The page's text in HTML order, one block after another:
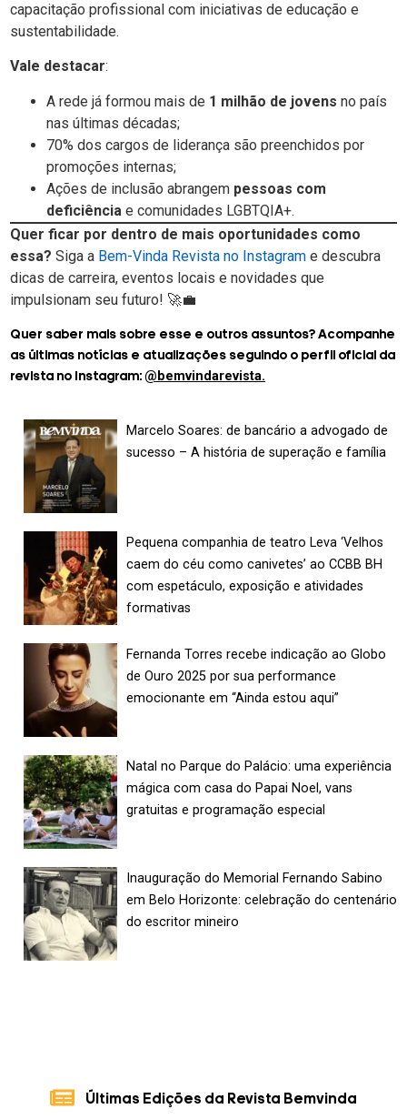
capacitação profissional com iniciativas de educação e
sustentabilidade.
Vale destacar:
A rede já formou mais de 1 milhão de jovens no país
nas últimas décadas;
70% dos cargos de liderança são preenchidos por
promoções internas;
Ações de inclusão abrangem pessoas com
deficiência e comunidades LGBTQIA+.
Quer ficar por dentro de mais oportunidades como
essa? Siga a Bem-Vinda Revista no Instagram e descubra
dicas de carreira, eventos locais e novidades que
impulsionam seu futuro! 🚀💼
Quer saber mais sobre esse e outros assuntos? Acompanhe
as últimas notícias e atualizações seguindo o perfil oficial da
revista no Instagram: @bemvindarevista.
Marcelo Soares: de bancário a advogado de
sucesso – A história de superação e família
Pequena companhia de teatro Leva ‘Velhos
caem do céu como canivetes’ ao CCBB BH
com espetáculo, exposição e atividades
formativas
Fernanda Torres recebe indicação ao Globo
de Ouro 2025 por sua performance
emocionante em “Ainda estou aqui”
Natal no Parque do Palácio: uma experiência
mágica com casa do Papai Noel, vans
gratuitas e programação especial
Inauguração do Memorial Fernando Sabino
em Belo Horizonte: celebração do centenário
do escritor mineiro
Últimas Edições da Revista Bemvinda